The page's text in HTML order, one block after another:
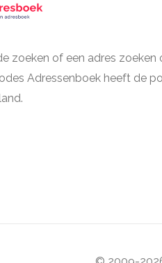
zoeken of een adres zoeken
Adressenboek heeft de